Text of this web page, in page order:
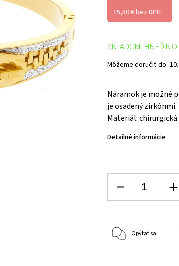
15,50 € bez DPH
Náramok je možné
je osadený
Materiál: chirurgická
Detailné informácie
SKLADOM IHNEĎ K
Môžeme doručiť do:
Opýtať sa